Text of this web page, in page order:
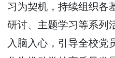
习为契机，持续组织各
研讨、主题学习等系列
入脑入心，引导全校党